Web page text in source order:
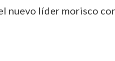
nuevo líder morisco